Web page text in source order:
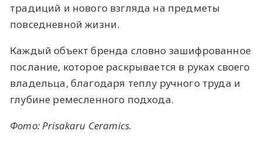
традиций и нового взгляда на предметы
повседневной жизни.
Каждый объект бренда словно зашифрованное
послание, которое раскрывается в руках своего
владельца, благодаря теплу ручного труда и
глубине ремесленного подхода.
Фото: Prisakaru Ceramics.